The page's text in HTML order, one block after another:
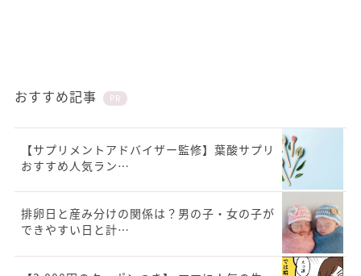
おすすめ記事 PR
【サプリメントアドバイザー監修】葉酸サプリ
おすすめ人気ラン…
排卵日と産み分けの関係は？男の子・女の子が
できやすい日と計…